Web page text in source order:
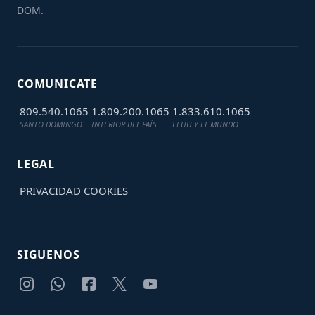
DOM.
COMUNICATE
809.540.1065
SANTO DOMINGO
1.809.200.1065
INTERIOR DEL PAÍS
1.833.610.1065
EEUU Y EL MUNDO
LEGAL
PRIVACIDAD COOKIES
SIGUENOS